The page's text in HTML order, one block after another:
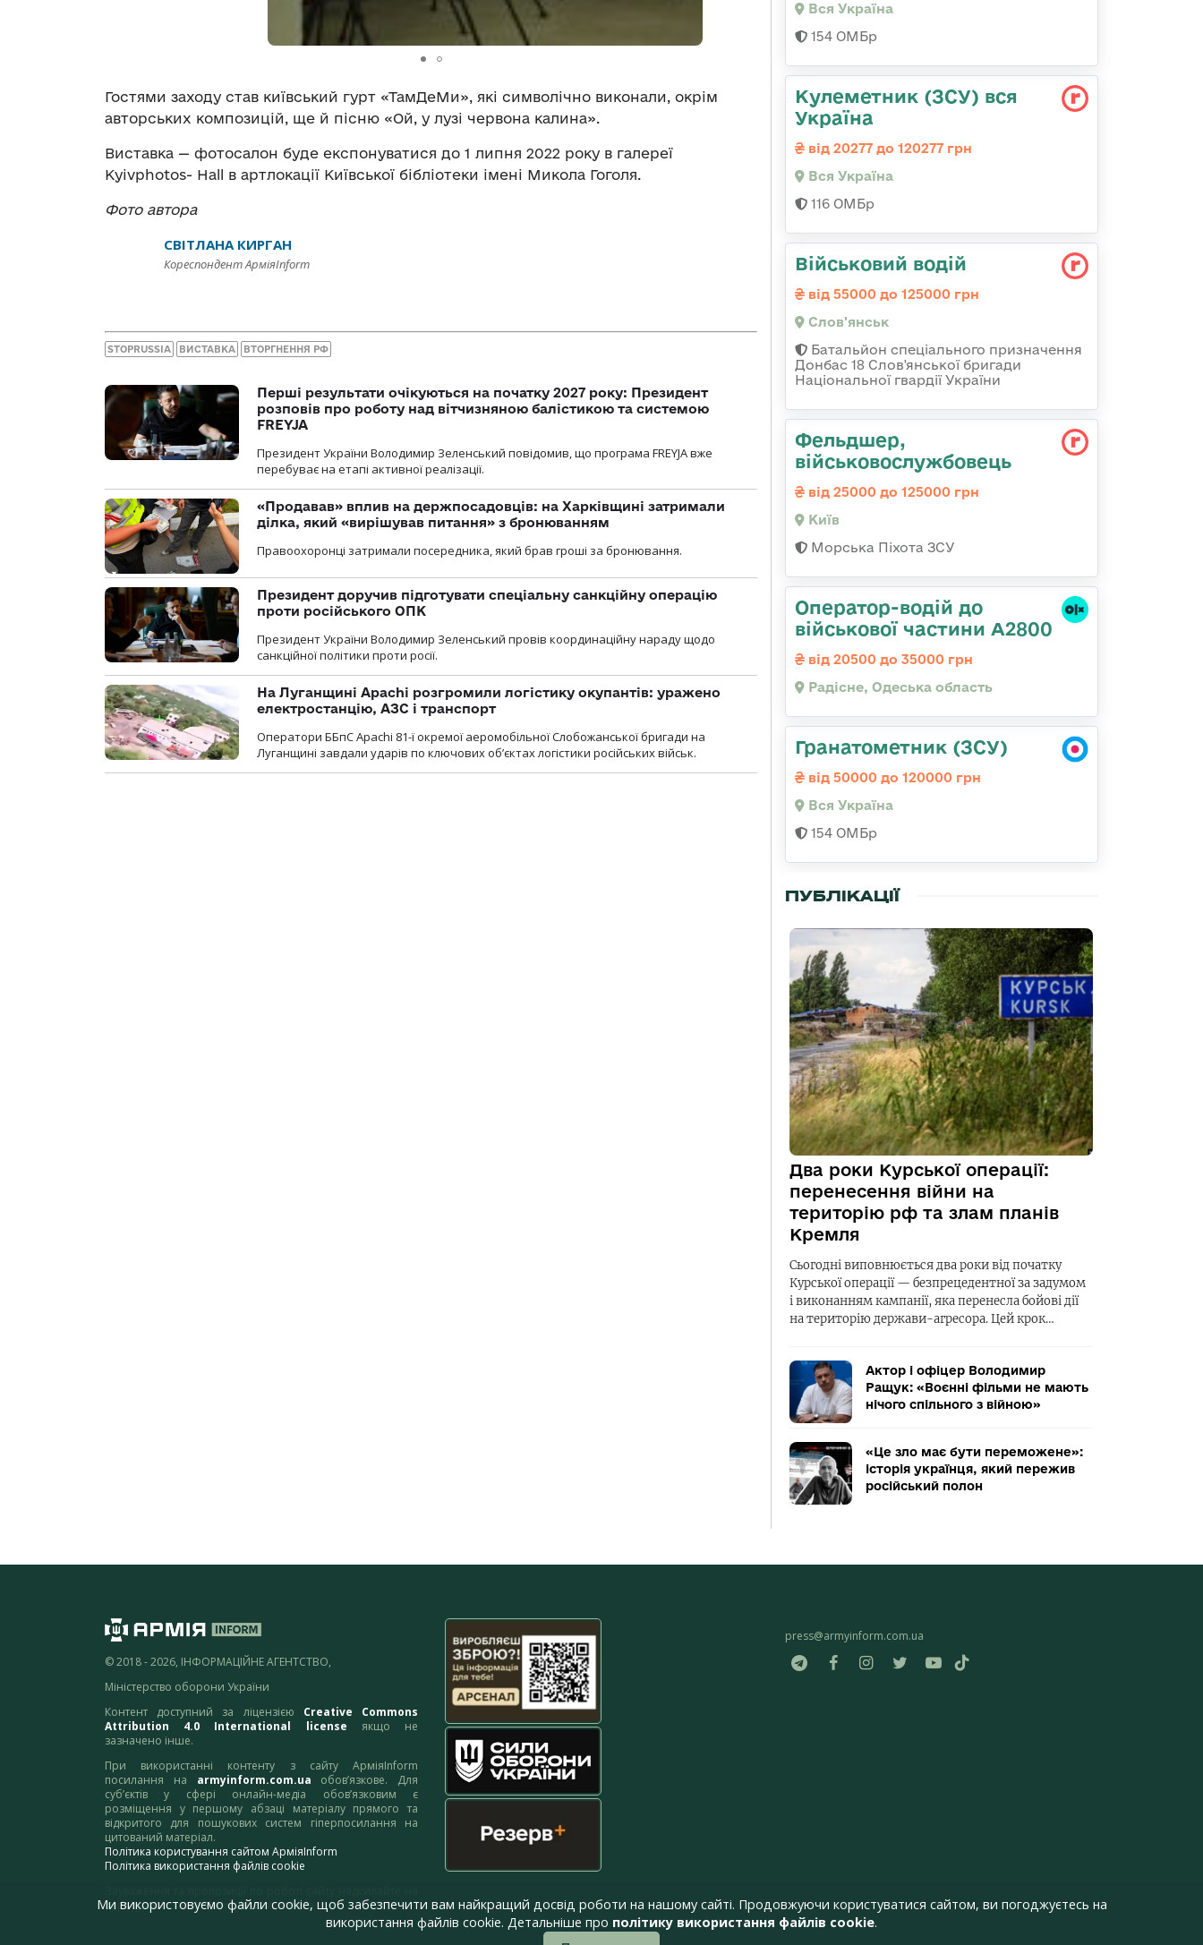
Гостями заходу став київський гурт «ТамДеМи», які символічно виконали, окрім
авторських композицій, ще й пісню «Ой, у лузі червона калина».
Виставка — фотосалон буде експонуватися до 1 липня 2022 року в галереї
Kyivphotos- Hall в артлокації Київської бібліотеки імені Микола Гоголя.
Фото автора
СВІТЛАНА КИРГАН
Кореспондент АрміяInform
STOPRUSSIA ВИСТАВКА ВТОРГНЕННЯ РФ
Перші результати очікуються на початку 2027 року: Президент
розповів про роботу над вітчизняною балістикою та системою
FREYJA
Президент України Володимир Зеленський повідомив, що програма FREYJA вже
перебуває на етапі активної реалізації.
«Продавав» вплив на держпосадовців: на Харківщині затримали
ділка, який «вирішував питання» з бронюванням
Правоохоронці затримали посередника, який брав гроші за бронювання.
Президент доручив підготувати спеціальну санкційну операцію
проти російського ОПК
Президент України Володимир Зеленський провів координаційну нараду щодо
санкційної політики проти росії.
На Луганщині Apachi розгромили логістику окупантів: уражено
електростанцію, АЗС і транспорт
Оператори ББпС Apachi 81-ї окремої аеромобільної Слобожанської бригади на
Луганщині завдали ударів по ключових об’єктах логістики російських військ.
Вся Україна
154 ОМБр
Кулеметник (ЗСУ) вся
Україна
від 20277 до 120277 грн
Вся Україна
116 ОМБр
Військовий водій
від 55000 до 125000 грн
Слов'янськ
Батальйон спеціального призначення
Донбас 18 Слов'янської бригади
Національної гвардії України
Фельдшер,
військовослужбовець
від 25000 до 125000 грн
Київ
Морська Піхота ЗСУ
Оператор-водій до
військової частини А2800
від 20500 до 35000 грн
Радісне, Одеська область
Гранатометник (ЗСУ)
від 50000 до 120000 грн
Вся Україна
154 ОМБр
ПУБЛІКАЦІЇ
Два роки Курської операції:
перенесення війни на
територію рф та злам планів
Кремля
Сьогодні виповнюється два роки від початку
Курської операції — безпрецедентної за задумом
і виконанням кампанії, яка перенесла бойові дії
на територію держави-агресора. Цей крок…
Актор і офіцер Володимир
Ращук: «Воєнні фільми не мають
нічого спільного з війною»
«Це зло має бути переможене»:
історія українця, який пережив
російський полон
© 2018 - 2026, ІНФОРМАЦІЙНЕ АГЕНТСТВО,
Міністерство оборони України
Контент доступний за ліцензією Creative Commons
Attribution 4.0 International license якщо не
зазначено інше.
При використанні контенту з сайту АрміяInform
посилання на armyinform.com.ua обов’язкове. Для
суб’єктів у сфері онлайн-медіа обов’язковим є
розміщення у першому абзаці матеріалу прямого та
відкритого для пошукових систем гіперпосилання на
цитований матеріал.
Політика користування сайтом АрміяInform
Політика використання файлів cookie
адресу:webmaster@armyinform.com.ua
press@armyinform.com.ua
Ми використовуємо файли cookie, щоб забезпечити вам найкращий досвід роботи на нашому сайті. Продовжуючи користуватися сайтом, ви погоджуєтесь на
використання файлів cookie. Детальніше про політику використання файлів cookie.